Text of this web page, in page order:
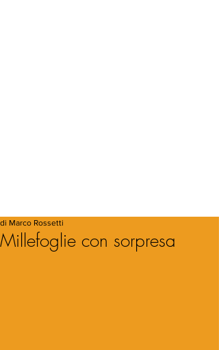
Millefoglie con sorpresa
di Marco Rossetti